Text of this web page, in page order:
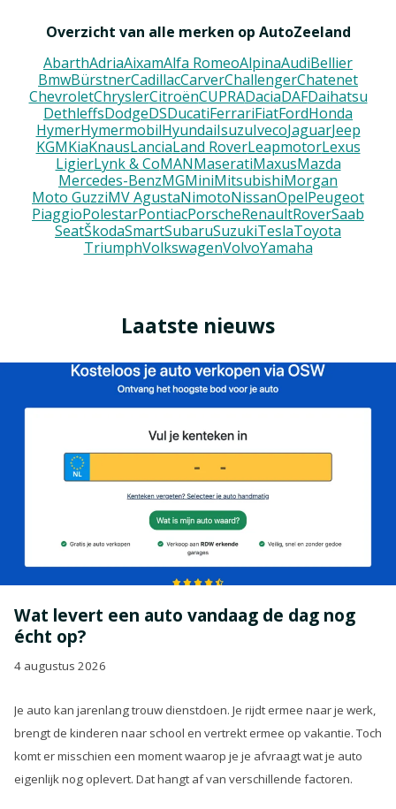
Overzicht van alle merken op AutoZeeland
AbarthAdriaAixamAlfa RomeoAlpinaAudiBellier
BmwBürstnerCadillacCarverChallengerChatenet
ChevroletChryslerCitroënCUPRADaciaDAFDaihatsu
DethleffsDodgeDSDucatiFerrariFiatFordHonda
HymerHymermobilHyundaiIsuzuIvecoJaguarJeep
KGMKiaKnausLanciaLand RoverLeapmotorLexus
LigierLynk & CoMANMaseratiMaxusMazda
Mercedes-BenzMGMiniMitsubishiMorgan
Moto GuzziMV AgustaNimotoNissanOpelPeugeot
PiaggioPolestarPontiacPorscheRenaultRoverSaab
SeatŠkodaSmartSubaruSuzukiTeslaToyota
TriumphVolkswagenVolvoYamaha
Laatste nieuws
Wat levert een auto vandaag de dag nog
écht op?
4 augustus 2026
Je auto kan jarenlang trouw dienstdoen. Je rijdt ermee naar je werk,
brengt de kinderen naar school en vertrekt ermee op vakantie. Toch
komt er misschien een moment waarop je je afvraagt wat je auto
eigenlijk nog oplevert. Dat hangt af van verschillende factoren.